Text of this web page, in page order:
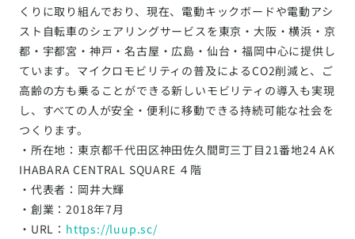
くりに取り組んでおり、現在、電動キックボードや電動アシ
スト自転車のシェアリングサービスを東京・大阪・横浜・京
都・宇都宮・神戸・名古屋・広島・仙台・福岡中心に提供し
ています。マイクロモビリティの普及によるCO2削減と、ご
高齢の方も乗ることができる新しいモビリティの導入も実現
し、すべての人が安全・便利に移動できる持続可能な社会を
つくります。
・所在地：東京都千代田区神田佐久間町三丁目21番地24 AK
IHABARA CENTRAL SQUARE ４階
・代表者：岡井大輝
・創業：2018年7月
・URL： https://luup.sc/